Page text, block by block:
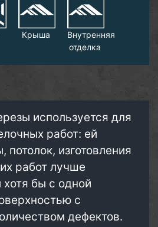
Крыша
Внутренняя
отделка
используется для
работ: ей
изготовления
работ лучше
бы с одной
с
дефектов.